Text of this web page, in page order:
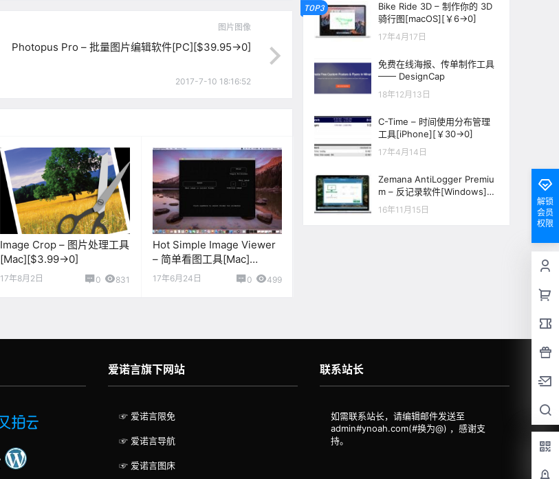
图片图像
Photopus Pro – 批量图片编辑软件[PC][$39.95→0]
2017-7-10 18:16:52
Image Crop – 图片处理工具
[Mac][$3.99→0]
17年8月2日 0 831
Hot Simple Image Viewer
– 简单看图工具[Mac]
[￥6→0]
17年6月24日 0 499
TOP3
Bike Ride 3D – 制作你的 3D
骑行图[macOS][￥6→0]
17年4月17日
免费在线海报、传单制作工具
—— DesignCap
18年12月13日
C-Time – 时间使用分布管理
工具[iPhone][￥30→0]
17年4月14日
Zemana AntiLogger Premiu
m – 反记录软件[Windows]
[$29.95→0]
16年11月15日
解锁
会员
权限
爱诺言旗下网站
☞ 爱诺言限免
☞ 爱诺言导航
☞ 爱诺言图床
联系站长
如需联系站长，请编辑邮件发送至
admin#ynoah.com(#换为@) ，感谢支
持。